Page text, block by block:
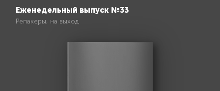
Еженедельный выпуск №33
Репакеры, на выход